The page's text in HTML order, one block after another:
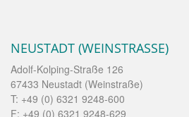
NEUSTADT (WEINSTRASSE)
Adolf-Kolping-Straße 126
67433 Neustadt (Weinstraße)
T: +49 (0) 6321 9248-600
F: +49 (0) 6321 9248-629